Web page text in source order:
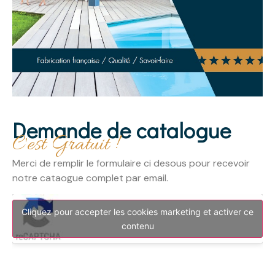
Demande de catalogue
C'est Gratuit !
Merci de remplir le formulaire ci desous pour recevoir
notre cataogue complet par email.
Cliquez pour accepter les cookies marketing et activer ce
contenu